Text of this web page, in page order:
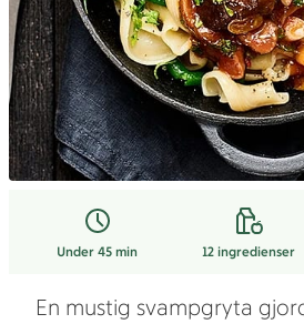
Under 45 min 12 ingredienser
En mustig svampgryta